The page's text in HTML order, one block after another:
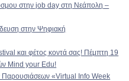
στην job day στη Νεάπολη –
στην Ψηφιακή
και φέτος κοντά σας! Πέμπτη 19
Mind your Edu!
Παρουσιάσεων «Virtual Info Week